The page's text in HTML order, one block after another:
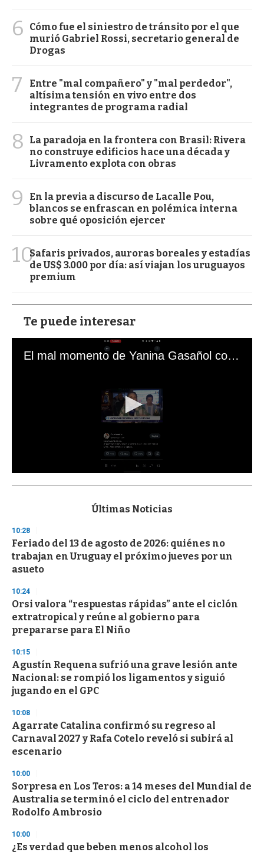
6
Cómo fue el siniestro de tránsito por el que
murió Gabriel Rossi, secretario general de
Drogas
7
Entre "mal compañero" y "mal perdedor",
altísima tensión en vivo entre dos
integrantes de programa radial
8
La paradoja en la frontera con Brasil: Rivera
no construye edificios hace una década y
Livramento explota con obras
9
En la previa a discurso de Lacalle Pou,
blancos se enfrascan en polémica interna
sobre qué oposición ejercer
10Safaris privados, auroras boreales y estadías
de US$ 3.000 por día: así viajan los uruguayos
premium
Te puede interesar
El mal momento de Yanina Gasañol con un hincha argentino en "Subrayado"
s
d
s
o
f
3
s
e
c
o
n
d
Últimas Noticias
10:28
Feriado del 13 de agosto de 2026: quiénes no
trabajan en Uruguay el próximo jueves por un
asueto
10:24
Orsi valora “respuestas rápidas” ante el ciclón
extratropical y reúne al gobierno para
prepararse para El Niño
10:15
Agustín Requena sufrió una grave lesión ante
Nacional: se rompió los ligamentos y siguió
jugando en el GPC
10:08
Agarrate Catalina confirmó su regreso al
Carnaval 2027 y Rafa Cotelo reveló si subirá al
escenario
10:00
Sorpresa en Los Teros: a 14 meses del Mundial de
Australia se terminó el ciclo del entrenador
Rodolfo Ambrosio
10:00
¿Es verdad que beben menos alcohol los